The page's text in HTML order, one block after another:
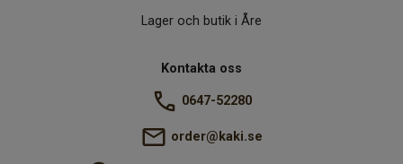
Lager och butik i Åre
Kontakta oss
0647-52280
order@kaki.se